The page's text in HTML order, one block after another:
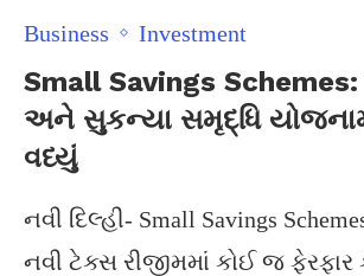
Business Investment
Small Savings
અને સુકન્યા સમૃદ્ધિ
વધ્યું
નવી દિલ્હી- Small Savings
નવી ટેક્સ રીજીમમાં કોઈ જ ફેરફાર